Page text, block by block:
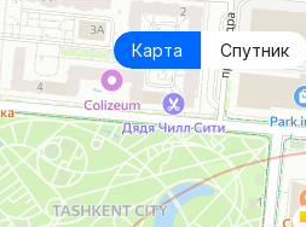
Карта Спутник